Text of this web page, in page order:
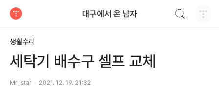
대구에서 온 남자
생활수리
세탁기 배수구 셀프 교체
Mr_star 2021. 12. 19. 21:32